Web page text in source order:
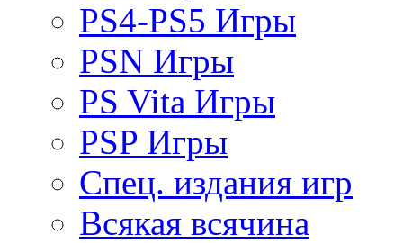
PS4-PS5 Игры
PSN Игры
PS Vita Игры
PSP Игры
Спец. издания игр
Всякая всячина